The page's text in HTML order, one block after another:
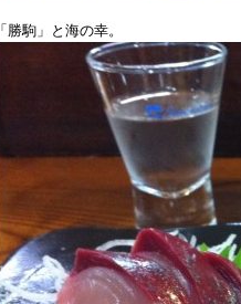
「勝駒」と海の幸。